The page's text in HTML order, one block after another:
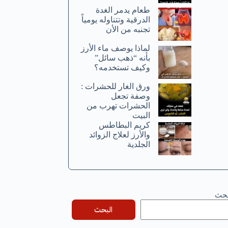
طعام يدمر الغدة
الدرقية وتتناوله يومياً
تجنبه من الأن
لماذا يوصف ماء الأرز
بأنه “ذهب سائل”
وكيف تستخدمه؟
ورق الغار للحشرات :
وصفة تجعل
الحشرات تهرب من
البيت
كريم البطاطس
والأرز لعلاج الزوائد
الجلدية
البحث